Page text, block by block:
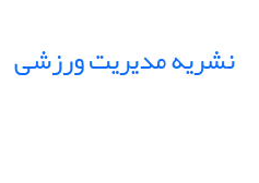
نشریه مدیریت ورزشی